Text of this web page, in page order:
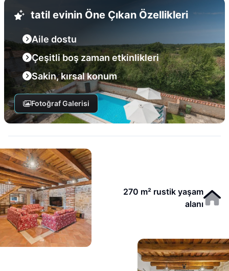
tatil evinin Öne Çıkan Özellikleri
Aile dostu
Çeşitli boş zaman etkinlikleri
Sakin, kırsal konum
Fotoğraf Galerisi
270 m² rustik yaşam
alanı